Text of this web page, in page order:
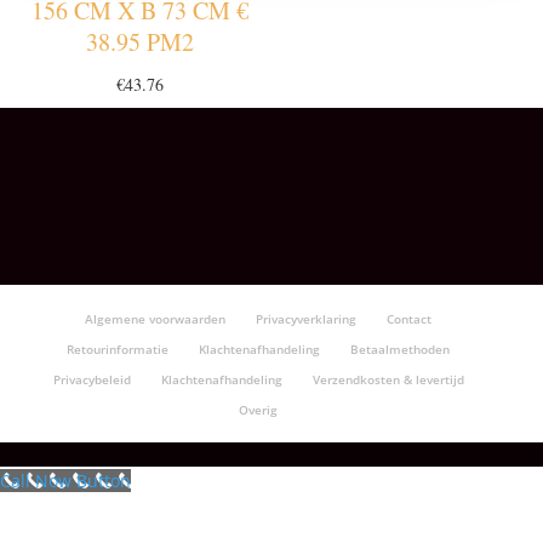
156 CM X B 73 CM €
38.95 PM2
€43.76
Algemene voorwaarden Privacyverklaring
Contact
Retourinformatie
Klachtenafhandeling
Betaalmethoden
Privacybeleid
Klachtenafhandeling
Verzendkosten & levertijd
Overig
Call Now Button